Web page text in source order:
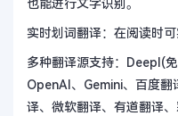
也能进行文字识别。
实时划词翻译：在阅读时可
多种翻译源支持：Deepl(
OpenAI、Gemini、百度翻
译、微软翻译、有道翻译